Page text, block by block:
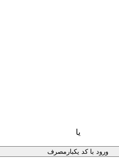
یا
ورود با کد یکبارمصرف